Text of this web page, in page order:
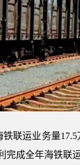
联运业务量
成全年海铁联